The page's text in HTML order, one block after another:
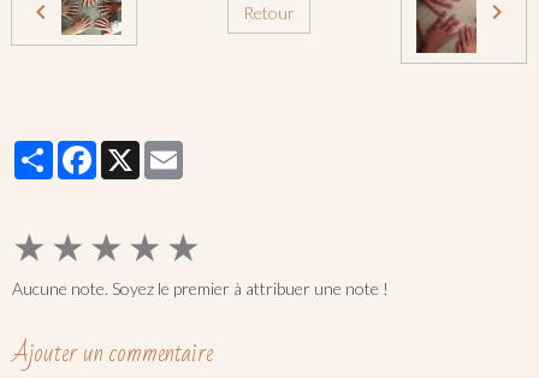
Retour
PartagerFacebook
X
★ ★ ★ ★ ★
Aucune note. Soyez le premier à attribuer une note !
Ajouter un commentaire